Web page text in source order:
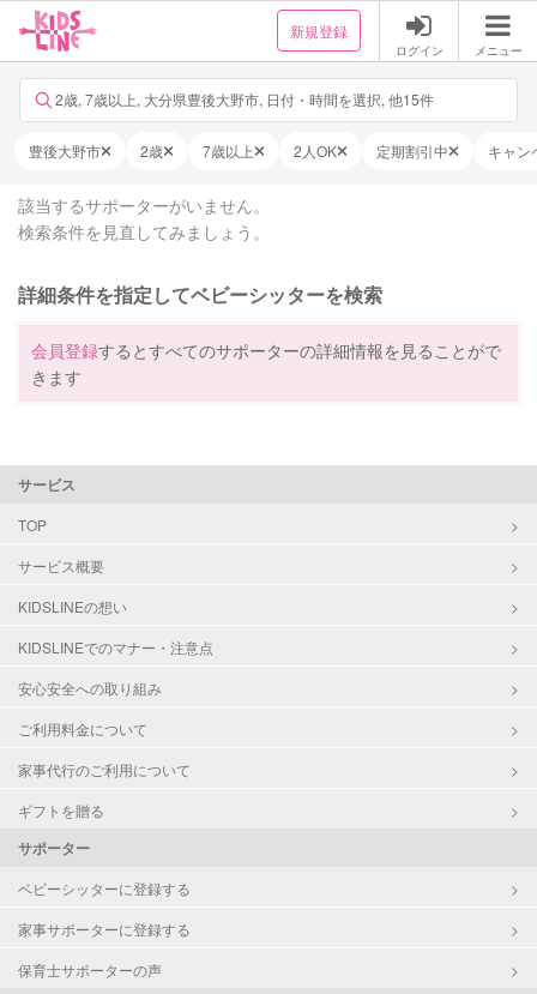
新規登録
ログイン メニュー
2歳, 7歳以上, 大分県豊後大野市, 日付・時間を選択, 他15件
豊後大野市 2歳 7歳以上 2人OK 定期割引中 キャン
該当するサポーターがいません。
検索条件を見直してみましょう。
詳細条件を指定してベビーシッターを検索
会員登録するとすべてのサポーターの詳細情報を見ることがで
きます
サービス
TOP
サービス概要
KIDSLINEの想い
KIDSLINEでのマナー・注意点
安心安全への取り組み
ご利用料金について
家事代行のご利用について
ギフトを贈る
サポーター
ベビーシッターに登録する
家事サポーターに登録する
保育士サポーターの声